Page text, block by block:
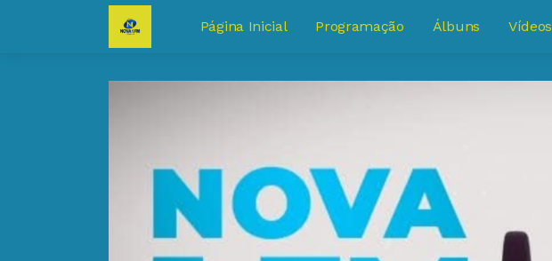
Página Inicial Programação Álbuns Vídeos